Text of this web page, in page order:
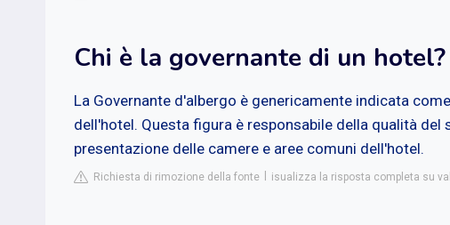
Chi è la governante di un hotel?
La Governante d'albergo è genericamente indicata
dell'hotel. Questa figura è responsabile della qualità
presentazione delle camere e aree comuni dell'hotel.
Richiesta di rimozione della fonte isualizza la risposta completa su